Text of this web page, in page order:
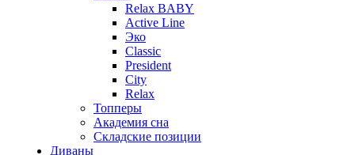
Relax BABY
Active Line
Эко
Classic
President
City
Relax
Топперы
Академия сна
Складские позиции
Диваны